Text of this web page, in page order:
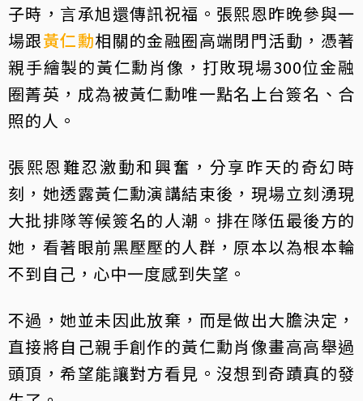
子時，言承旭還傳訊祝福。張熙恩昨晚參與一
場跟黃仁勳相關的金融圈高端閉門活動，憑著
親手繪製的黃仁勳肖像，打敗現場300位金融
圈菁英，成為被黃仁勳唯一點名上台簽名、合
照的人。
張熙恩難忍激動和興奮，分享昨天的奇幻時
刻，她透露黃仁勳演講結束後，現場立刻湧現
大批排隊等候簽名的人潮。排在隊伍最後方的
她，看著眼前黑壓壓的人群，原本以為根本輪
不到自己，心中一度感到失望。
不過，她並未因此放棄，而是做出大膽決定，
直接將自己親手創作的黃仁勳肖像畫高高舉過
頭頂，希望能讓對方看見。沒想到奇蹟真的發